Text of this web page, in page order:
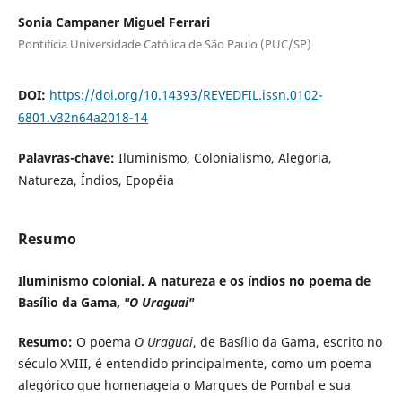
Sonia Campaner Miguel Ferrari
Pontifícia Universidade Católica de São Paulo (PUC/SP)
DOI: https://doi.org/10.14393/REVEDFIL.issn.0102-
6801.v32n64a2018-14
Palavras-chave: Iluminismo, Colonialismo, Alegoria,
Natureza, Índios, Epopéia
Resumo
Iluminismo colonial. A natureza e os índios no poema de
Basílio da Gama, "O Uraguai"
Resumo: O poema O Uraguai, de Basílio da Gama, escrito no
século XVIII, é entendido principalmente, como um poema
alegórico que homenageia o Marques de Pombal e sua